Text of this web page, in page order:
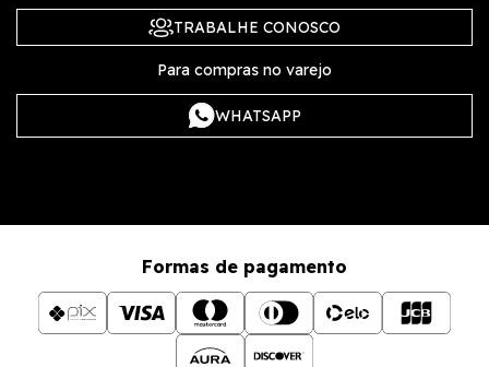
TRABALHE CONOSCO
Para compras no varejo
WHATSAPP
Formas de pagamento